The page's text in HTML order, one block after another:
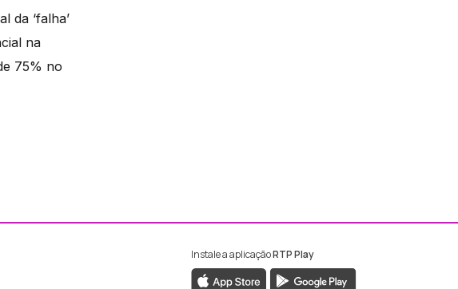
da ‘falha’
na
75% no
ao Facebook da RTP Madeira
ao Instagram da RTP Madeira
Instale a aplicaçãoRTP Play